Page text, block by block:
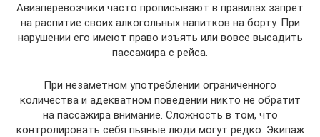
Авиаперевозчики часто прописывают в правилах запрет
на распитие своих алкогольных напитков на борту. При
нарушении его имеют право изъять или вовсе высадить
пассажира с рейса.
При незаметном употреблении ограниченного
количества и адекватном поведении никто не обратит
на пассажира внимание. Сложность в том, что
контролировать себя пьяные люди могут редко. Экипаж